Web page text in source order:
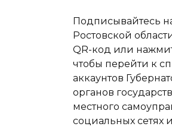
Подписывайтесь
Ростовской
QR-код или
чтобы перейти к
аккаунтов
органов
местного
социальных сетях